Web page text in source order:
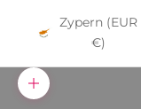
Zypern (EUR
€)
Bild vergrößern